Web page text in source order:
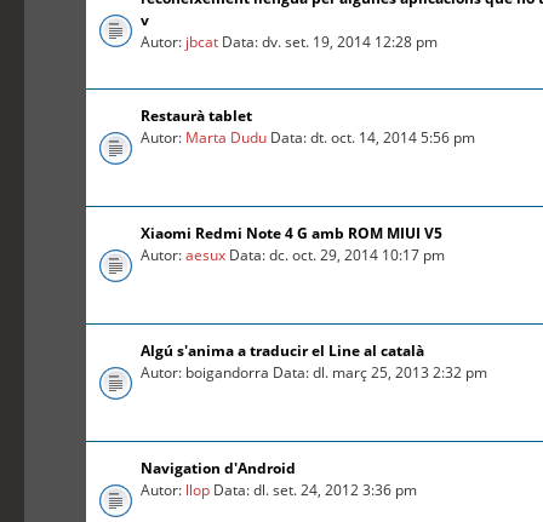
v
Autor: jbcat Data: dv. set. 19, 2014 12:28 pm
Restaurà tablet
Autor: Marta Dudu Data: dt. oct. 14, 2014 5:56 pm
Xiaomi Redmi Note 4 G amb ROM MIUI V5
Autor:aesux Data: dc. oct. 29, 2014 10:17 pm
Algú s'anima a traducir el Line al català
Autor: boigandorra Data: dl. març 25, 2013 2:32 pm
Navigation d'Android
Autor: llop Data: dl. set. 24, 2012 3:36 pm